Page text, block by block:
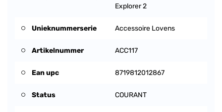
Explorer 2
Unieknummerserie Accessoire Lovens
Artikelnummer ACC117
Ean upc 8719812012867
Status COURANT